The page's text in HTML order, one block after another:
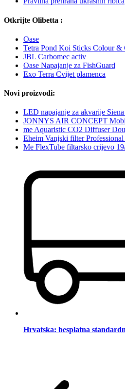
Otkrijte Olibetta :
Oase
Tetra Pond Koi Sticks Colour &
JBL Carbomec activ
Oase Napajanje za FishGuard
Exo Terra Cvijet plamenca
Novi proizvodi:
LED napajanje za akvarije
JONNYS AIR CONCEPT
me Aquaristic CO2 Diffuser
Eheim Vanjski filter
Me FlexTube filtarsko crijevo
Hrvatska: besplatna